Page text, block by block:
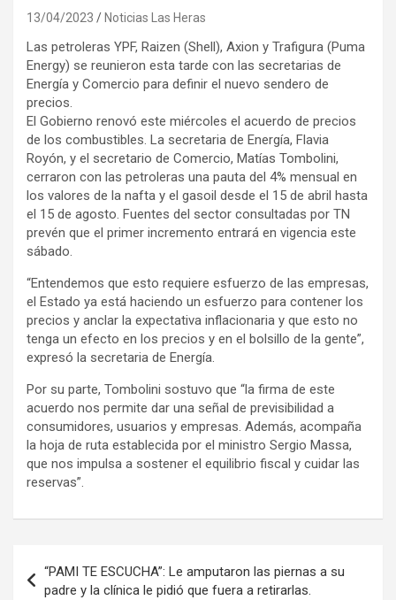
13/04/2023 Noticias Las Heras
Las petroleras YPF, Raizen (Shell), Axion y Trafigura (Puma
Energy) se reunieron esta tarde con las secretarias de
Energía y Comercio para definir el nuevo sendero de
precios.
El Gobierno renovó este miércoles el acuerdo de precios
de los combustibles. La secretaria de Energía, Flavia
Royón, y el secretario de Comercio, Matías Tombolini,
cerraron con las petroleras una pauta del 4% mensual en
los valores de la nafta y el gasoil desde el 15 de abril hasta
el 15 de agosto. Fuentes del sector consultadas por TN
prevén que el primer incremento entrará en vigencia este
sábado.
“Entendemos que esto requiere esfuerzo de las empresas,
el Estado ya está haciendo un esfuerzo para contener los
precios y anclar la expectativa inflacionaria y que esto no
tenga un efecto en los precios y en el bolsillo de la gente”,
expresó la secretaria de Energía.
Por su parte, Tombolini sostuvo que “la firma de este
acuerdo nos permite dar una señal de previsibilidad a
consumidores, usuarios y empresas. Además, acompaña
la hoja de ruta establecida por el ministro Sergio Massa,
que nos impulsa a sostener el equilibrio fiscal y cuidar las
reservas”.
de
“PAMI TE ESCUCHA”: Le amputaron las piernas a su
padre y la clínica le pidió que fuera a retirarlas.